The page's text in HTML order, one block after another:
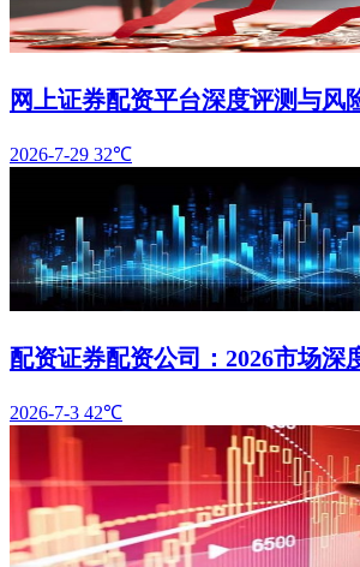
网上证券配资平台深度评测与风
2026-7-29 32℃
配资证券配资公司：2026市场深
2026-7-3 42℃